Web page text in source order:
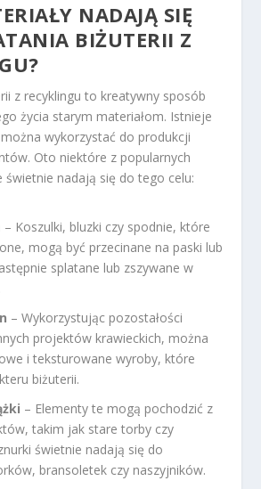
NADAJĄ SIĘ
BIŻUTERII Z
z recyklingu to kreatywny sposób
życia starym materiałom. Istnieje
wykorzystać do produkcji
Oto niektóre z popularnych
świetnie nadają się do tego celu:
– Koszulki, bluzki czy spodnie, które
mogą być przecinane na paski lub
splatane lub zszywane w
– Wykorzystując pozostałości
projektów krawieckich, można
i teksturowane wyroby, które
biżuterii.
– Elementy te mogą pochodzić z
takim jak stare torby czy
świetnie nadają się do
bransoletek czy naszyjników.